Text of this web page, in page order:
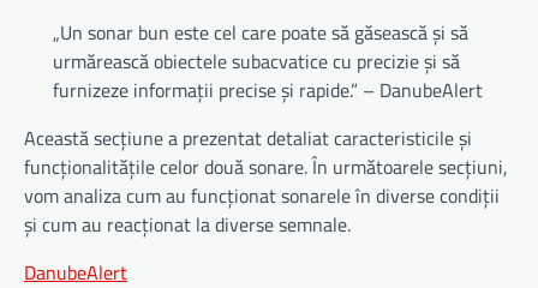
„Un sonar bun este cel care poate să găsească și să
urmărească obiectele subacvatice cu precizie și să
furnizeze informații precise și rapide.” – DanubeAlert
Această secțiune a prezentat detaliat caracteristicile și
funcționalitățile celor două sonare. În următoarele secțiuni,
vom analiza cum au funcționat sonarele în diverse condiții
și cum au reacționat la diverse semnale.
DanubeAlert